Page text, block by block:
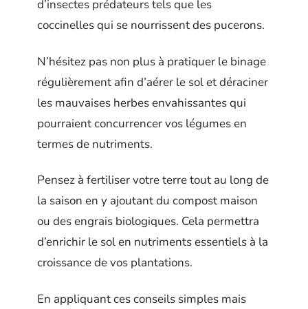
d’insectes prédateurs tels que les
coccinelles qui se nourrissent des pucerons.
N’hésitez pas non plus à pratiquer le binage
régulièrement afin d’aérer le sol et déraciner
les mauvaises herbes envahissantes qui
pourraient concurrencer vos légumes en
termes de nutriments.
Pensez à fertiliser votre terre tout au long de
la saison en y ajoutant du compost maison
ou des engrais biologiques. Cela permettra
d’enrichir le sol en nutriments essentiels à la
croissance de vos plantations.
En appliquant ces conseils simples mais